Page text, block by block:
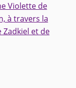
Violette de
à travers la
et de